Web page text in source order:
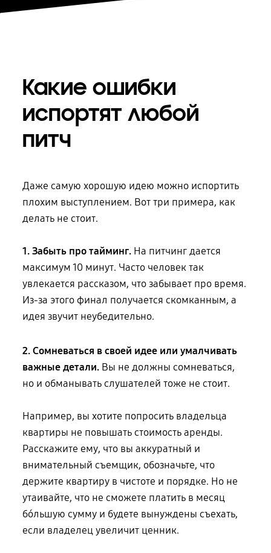
Какие ошибки
испортят любой
питч
Даже самую хорошую идею можно испортить
плохим выступлением. Вот три примера, как
делать не стоит.
1. Забыть про тайминг. На питчинг дается
максимум 10 минут. Часто человек так
увлекается рассказом, что забывает про время.
Из-за этого финал получается скомканным, а
идея звучит неубедительно.
2. Сомневаться в своей идее или умалчивать
важные детали. Вы не должны сомневаться,
но и обманывать слушателей тоже не стоит.
Например, вы хотите попросить владельца
квартиры не повышать стоимость аренды.
Расскажите ему, что вы аккуратный и
внимательный съемщик, обозначьте, что
держите квартиру в чистоте и порядке. Но не
утаивайте, что не сможете платить в месяц
бо́льшую сумму и будете вынуждены съехать,
если владелец увеличит ценник.